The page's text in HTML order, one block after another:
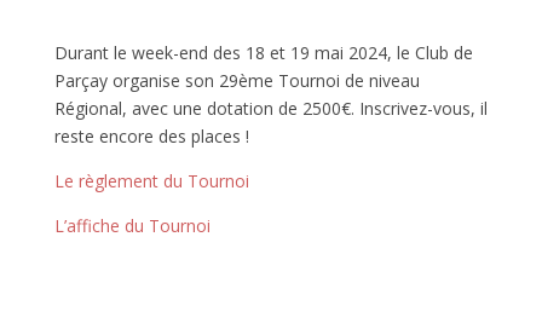
Durant le week-end des 18 et 19 mai 2024, le Club de
Parçay organise son 29ème Tournoi de niveau
Régional, avec une dotation de 2500€. Inscrivez-vous, il
reste encore des places !
Le règlement du Tournoi
L’affiche du Tournoi